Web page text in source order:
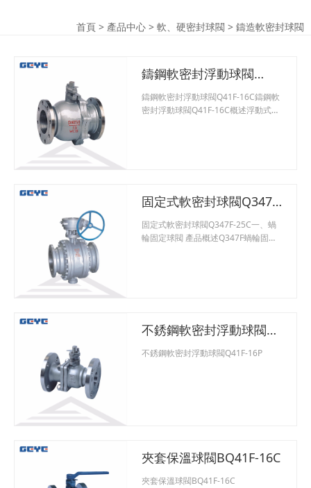
首頁 > 產品中心 > 軟、硬密封球閥 > 鑄造軟密封球閥
鑄鋼軟密封浮動球閥
Q41F-16C
鑄鋼軟密封浮動球閥Q41F-16C鑄鋼軟
密封浮動球閥Q41F-16C概述浮動式鑄
力，特別適用于含纖維、微小固體顆
鋼球閥，氣動鑄鋼球閥，電動鑄鋼球
閥，鑄鐵球閥，不銹鋼球閥，全銅球
固定式軟密封球閥Q347F-
25C
固定式軟密封球閥Q347F-25C一、蝸
輪固定球閥 產品概述Q347F蝸輪固定
和座圈處的泄漏。 蝸輪固定球閥特
向球體，保證了良好的低壓密封性能
不銹鋼軟密封浮動球閥
Q41F-16P
不銹鋼軟密封浮動球閥Q41F-16P
夾套保溫球閥BQ41F-16C
夾套保溫球閥BQ41F-16C